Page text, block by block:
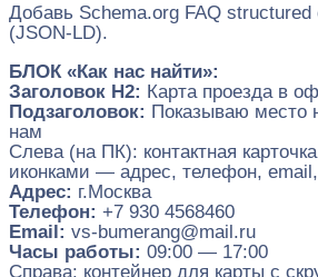
Добавь Schema.org FAQ structured
(JSON-LD).
БЛОК «Как нас найти»:
Заголовок H2: Карта проезда в
Подзаголовок: Показываю место
нам
Слева (на ПК): контактная
иконками — адрес, телефон,
Адрес: г.Москва
Телефон: +7 930 4568460
Email: vs-bumerang@mail.ru
Часы работы: 09:00 — 17:00
Справа: контейнер для карты с